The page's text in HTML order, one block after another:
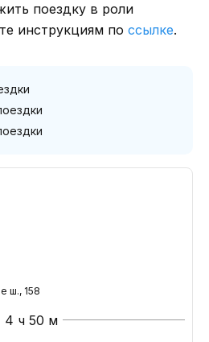
поездку в роли
инструкциям по ссылке.
ш., 158
4 ч 50 м